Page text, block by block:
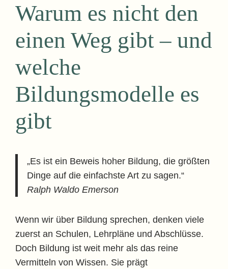
Warum es nicht den
einen Weg gibt – und
welche
Bildungsmodelle es
gibt
„Es ist ein Beweis hoher Bildung, die größten
Dinge auf die einfachste Art zu sagen.“
Ralph Waldo Emerson
Wenn wir über Bildung sprechen, denken viele
zuerst an Schulen, Lehrpläne und Abschlüsse.
Doch Bildung ist weit mehr als das reine
Vermitteln von Wissen. Sie prägt